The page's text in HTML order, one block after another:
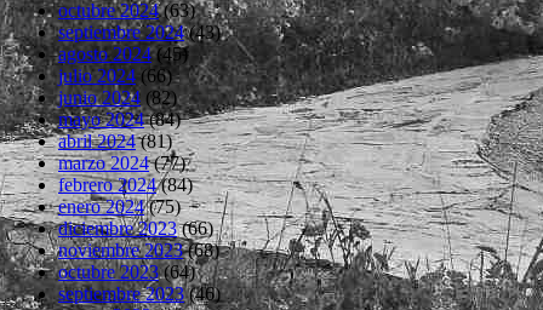
octubre 2024(63)
septiembre 2024(43)
agosto 2024(45)
julio 2024 (66)
junio 2024 (82)
mayo 2024(84)
abril 2024(81)
marzo 2024(77)
febrero 2024(84)
enero 2024(75)
diciembre 2023(66)
noviembre 2023(68)
octubre 2023(64)
septiembre 2023(46)